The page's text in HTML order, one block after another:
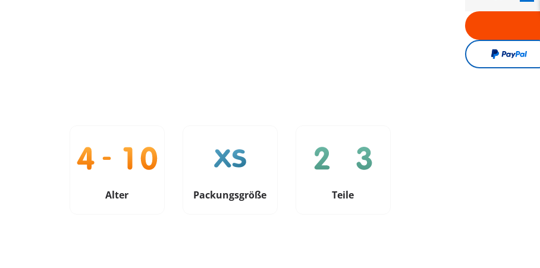
Alter Packungsgröße Teile